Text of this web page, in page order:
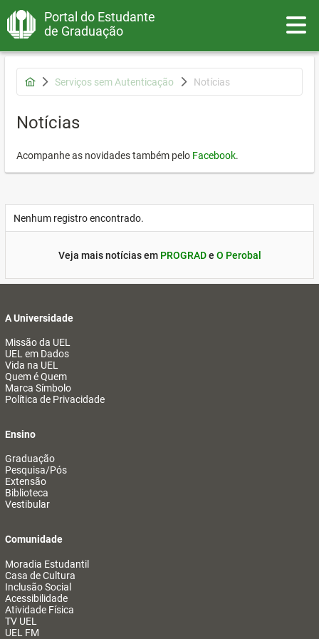
Portal do Estudante
de Graduação
Serviços sem Autenticação Notícias
Notícias
Acompanhe as novidades também pelo Facebook.
Nenhum registro encontrado.
Veja mais notícias em PROGRADe O Perobal
A Universidade
Missão da UEL
UEL em Dados
Vida na UEL
Quem é Quem
Marca Símbolo
Política de Privacidade
Ensino
Graduação
Pesquisa/Pós
Extensão
Biblioteca
Vestibular
Comunidade
Moradia Estudantil
Casa de Cultura
Inclusão Social
Acessibilidade
Atividade Física
TV UEL
UEL FM